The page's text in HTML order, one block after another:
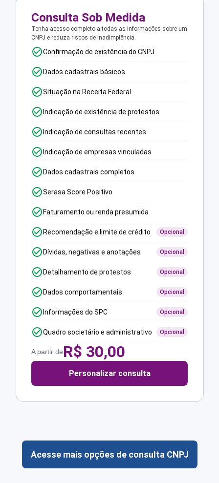
Consulta Sob Medida
Tenha acesso completo a todas as informações sobre um
CNPJ e reduza riscos de inadimplência.
Confirmação de existência do CNPJ
Dados cadastrais básicos
Situação na Receita Federal
Indicação de existência de protestos
Indicação de consultas recentes
Indicação de empresas vinculadas
Dados cadastrais completos
Serasa Score Positivo
Faturamento ou renda presumida
Recomendação e limite de crédito Opcional
Dívidas, negativas e anotações Opcional
Detalhamento de protestos Opcional
Dados comportamentais Opcional
Informações do SPC Opcional
Quadro societário e administrativo Opcional
A partir deR$ 30,00
Personalizar consulta
Acesse mais opções de consulta CNPJ